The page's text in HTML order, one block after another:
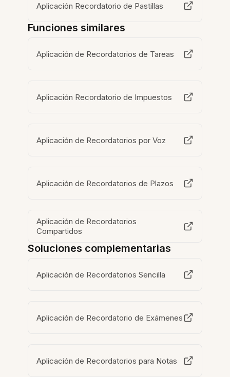
Aplicación Recordatorio de Pastillas
Funciones similares
Aplicación de Recordatorios de Tareas
Aplicación Recordatorio de Impuestos
Aplicación de Recordatorios por Voz
Aplicación de Recordatorios de Plazos
Aplicación de Recordatorios
Compartidos
Soluciones complementarias
Aplicación de Recordatorios Sencilla
Aplicación de Recordatorio de Exámenes
Aplicación de Recordatorios para Notas